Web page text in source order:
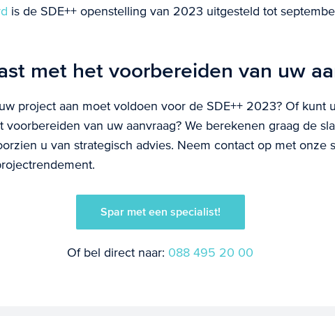
is de SDE++ openstelling van 2023 uitgesteld tot
met het voorbereiden van uw
project aan moet voldoen voor de SDE++ 2023? Of kunt
van uw aanvraag? We berekenen graag de
u van strategisch advies. Neem contact op met onze
Spar met een specialist!
Of bel direct naar: 088 495 20 00